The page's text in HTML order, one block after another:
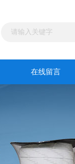
在线留言